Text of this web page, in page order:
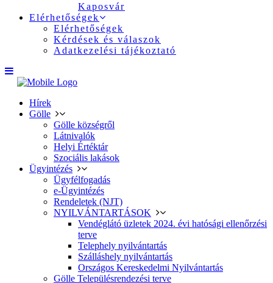
Kaposvár
Elérhetőségek
Elérhetőségek
Kérdések és válaszok
Adatkezelési tájékoztató
Hírek
Gölle
Gölle községről
Látnivalók
Helyi Értéktár
Szociális lakások
Ügyintézés
Ügyfélfogadás
e-Ügyintézés
Rendeletek (NJT)
NYILVÁNTARTÁSOK
Vendéglátó üzletek 2024. évi hatósági ellenőrzési
terve
Telephely nyilvántartás
Szálláshely nyilvántartás
Országos Kereskedelmi Nyilvántartás
Gölle Településrendezési terve